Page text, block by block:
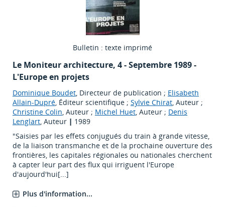
Bulletin : texte imprimé
Le Moniteur architecture, 4 - Septembre 1989 -
L'Europe en projets
Dominique Boudet, Directeur de publication ; Elisabeth
Allain-Dupré, Éditeur scientifique ; Sylvie Chirat, Auteur ;
Christine Colin, Auteur ; Michel Huet, Auteur ; Denis
Lenglart, Auteur | 1989
"Saisies par les effets conjugués du train à grande vitesse,
de la liaison transmanche et de la prochaine ouverture des
frontières, les capitales régionales ou nationales cherchent
à capter leur part des flux qui irriguent l'Europe
d'aujourd'hui[...]
Plus d'information...